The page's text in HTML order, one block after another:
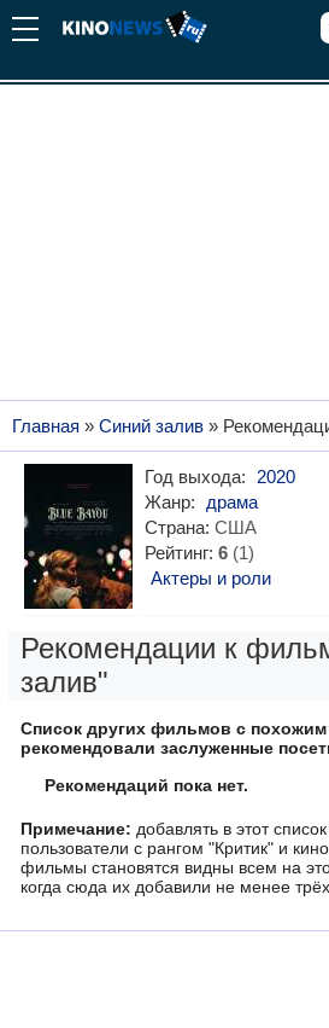
Главная » Синий залив »
Год выхода:
2020
Жанр:
драма
Страна: США
Рейтинг: 6 (1)
Актеры и роли
Рекомендации к
залив"
Список других фильмов с
рекомендовали заслуженные
Рекомендаций пока нет.
Примечание: добавлять в этот
пользователи с рангом "Критик" и
фильмы становятся видны всем на
когда сюда их добавили не менее